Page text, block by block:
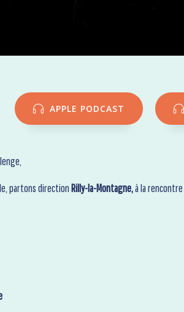
APPLE PODCAST
partons direction Rilly-la-Montagne,à la rencontre